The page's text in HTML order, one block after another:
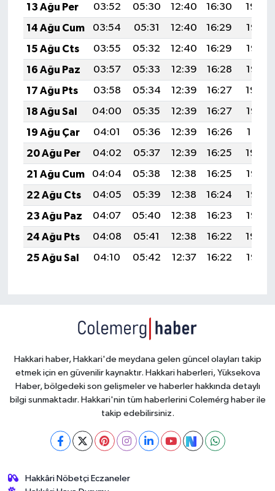
13 Ağu Per
03:52 05:30 12:40 16:30
19:40
14 Ağu Cum
03:54 05:31 12:40 16:29
19:38
15 Ağu Cts
03:55 05:32 12:40 16:29
19:37
16 Ağu Paz
03:57 05:33 12:39 16:28
19:35
17 Ağu Pts
03:58 05:34 12:39 16:27
19:34
18 Ağu Sal
04:00 05:35 12:39 16:27
19:33
19 Ağu Çar
04:01 05:36 12:39 16:26
19:31
20 Ağu Per
04:02 05:37 12:39 16:25
19:30
21 Ağu Cum
04:04 05:38 12:38 16:25
19:28
22 Ağu Cts
04:05 05:39 12:38 16:24
19:27
23 Ağu Paz
04:07 05:40 12:38 16:23
19:25
24 Ağu Pts
04:08 05:41 12:38 16:22
19:24
25 Ağu Sal
04:10 05:42 12:37 16:22 19:22
Hakkari haber, Hakkari'de meydana gelen güncel olayları takip
etmek için en güvenilir kaynaktır. Hakkari haberleri, Yüksekova
Haber, bölgedeki son gelişmeler ve haberler hakkında detaylı
bilgi sunmaktadır. Hakkari'nin tüm haberlerini Colemérg haber ile
takip edebilirsiniz.
Hakkâri Nöbetçi Eczaneler